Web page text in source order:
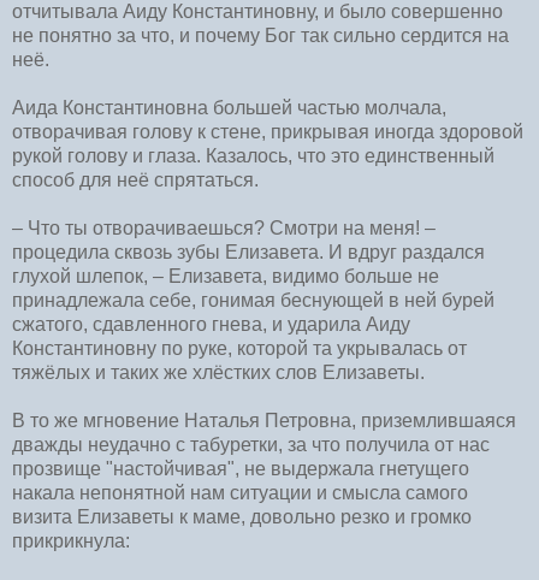
отчитывала Аиду Константиновну, и было совершенно
не понятно за что, и почему Бог так сильно сердится на
неё.
Аида Константиновна большей частью молчала,
отворачивая голову к стене, прикрывая иногда здоровой
рукой голову и глаза. Казалось, что это единственный
способ для неё спрятаться.
– Что ты отворачиваешься? Смотри на меня! –
процедила сквозь зубы Елизавета. И вдруг раздался
глухой шлепок, – Елизавета, видимо больше не
принадлежала себе, гонимая беснующей в ней бурей
сжатого, сдавленного гнева, и ударила Аиду
Константиновну по руке, которой та укрывалась от
тяжёлых и таких же хлёстких слов Елизаветы.
В то же мгновение Наталья Петровна, приземлившаяся
дважды неудачно с табуретки, за что получила от нас
прозвище "настойчивая", не выдержала гнетущего
накала непонятной нам ситуации и смысла самого
визита Елизаветы к маме, довольно резко и громко
прикрикнула: